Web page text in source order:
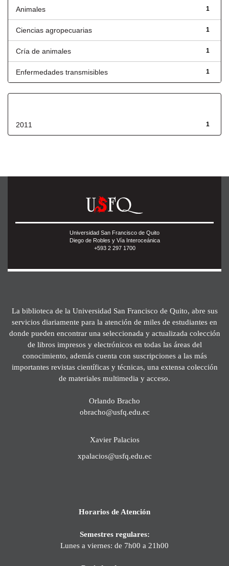
1
Animales
1
Ciencias agropecuarias
1
Cría de animales
1
Enfermedades transmisibles
1
2011
Universidad San Francisco de Quito
Diego de Robles y Vía Interoceánica
+593 2 297 1700
La biblioteca de la Universidad San Francisco de Quito, abre sus
servicios diariamente para la atención de miles de estudiantes en
donde pueden encontrar una seleccionada y actualizada colección
de libros impresos y electrónicos en todas las áreas del
conocimiento, además cuenta con suscripciones a las más
importantes revistas científicas y técnicas, una extensa colección
de materiales multimedia y acceso.
Orlando Bracho
obracho@usfq.edu.ec
Xavier Palacios
xpalacios@usfq.edu.ec
Horarios de Atención
Semestres regulares:
Lunes a viernes: de 7h00 a 21h00